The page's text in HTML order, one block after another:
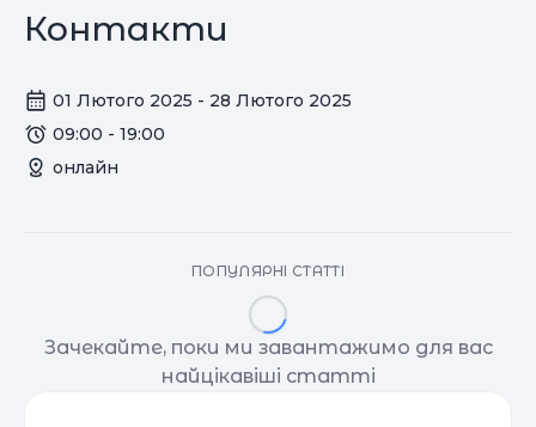
Контакти
01 Лютого 2025 - 28 Лютого 2025
09:00 - 19:00
онлайн
ПОПУЛЯРНІ СТАТТІ
Зачекайте, поки ми завантажимо для вас
найцікавіші статті